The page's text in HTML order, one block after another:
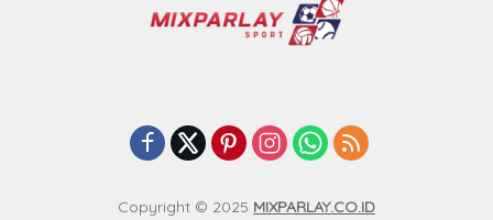
Copyright © 2025 MIXPARLAY.CO.ID